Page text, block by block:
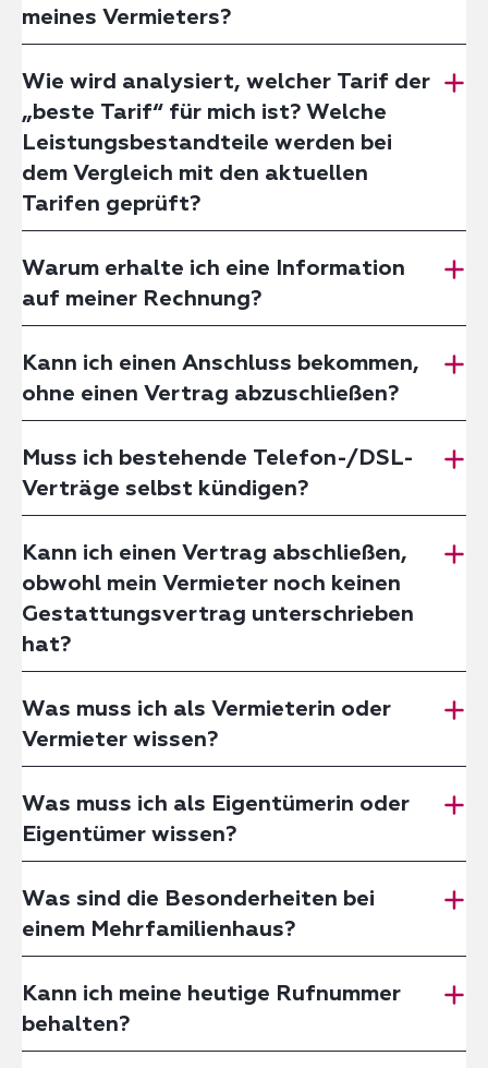
meines Vermieters?
Wie wird analysiert, welcher Tarif der
„beste Tarif“ für mich ist? Welche
Leistungsbestandteile werden bei
dem Vergleich mit den aktuellen
Tarifen geprüft?
Warum erhalte ich eine Information
auf meiner Rechnung?
Kann ich einen Anschluss bekommen,
ohne einen Vertrag abzuschließen?
Muss ich bestehende Telefon-/DSL-
Verträge selbst kündigen?
Kann ich einen Vertrag abschließen,
obwohl mein Vermieter noch keinen
Gestattungsvertrag unterschrieben
hat?
Was muss ich als Vermieterin oder
Vermieter wissen?
Was muss ich als Eigentümerin oder
Eigentümer wissen?
Was sind die Besonderheiten bei
einem Mehrfamilienhaus?
Kann ich meine heutige Rufnummer
behalten?